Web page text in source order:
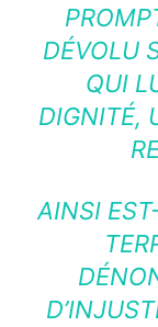
DÉVOLU
QUI
DIGNITÉ,
AINSI